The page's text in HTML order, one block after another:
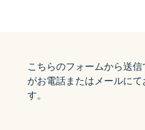
こちらのフォームから送
がお電話またはメールに
す。
た個人情報を第三者に提供す
個人情報の取扱いの委託につ
当社では、利用目的の達成に